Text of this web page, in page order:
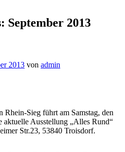
September 2013
2013 von admin
Sieg führt am Samstag, den
aktuelle Ausstellung „Alles Rund“
Str.23, 53840 Troisdorf.